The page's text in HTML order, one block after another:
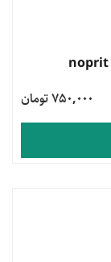
750,000 تومان